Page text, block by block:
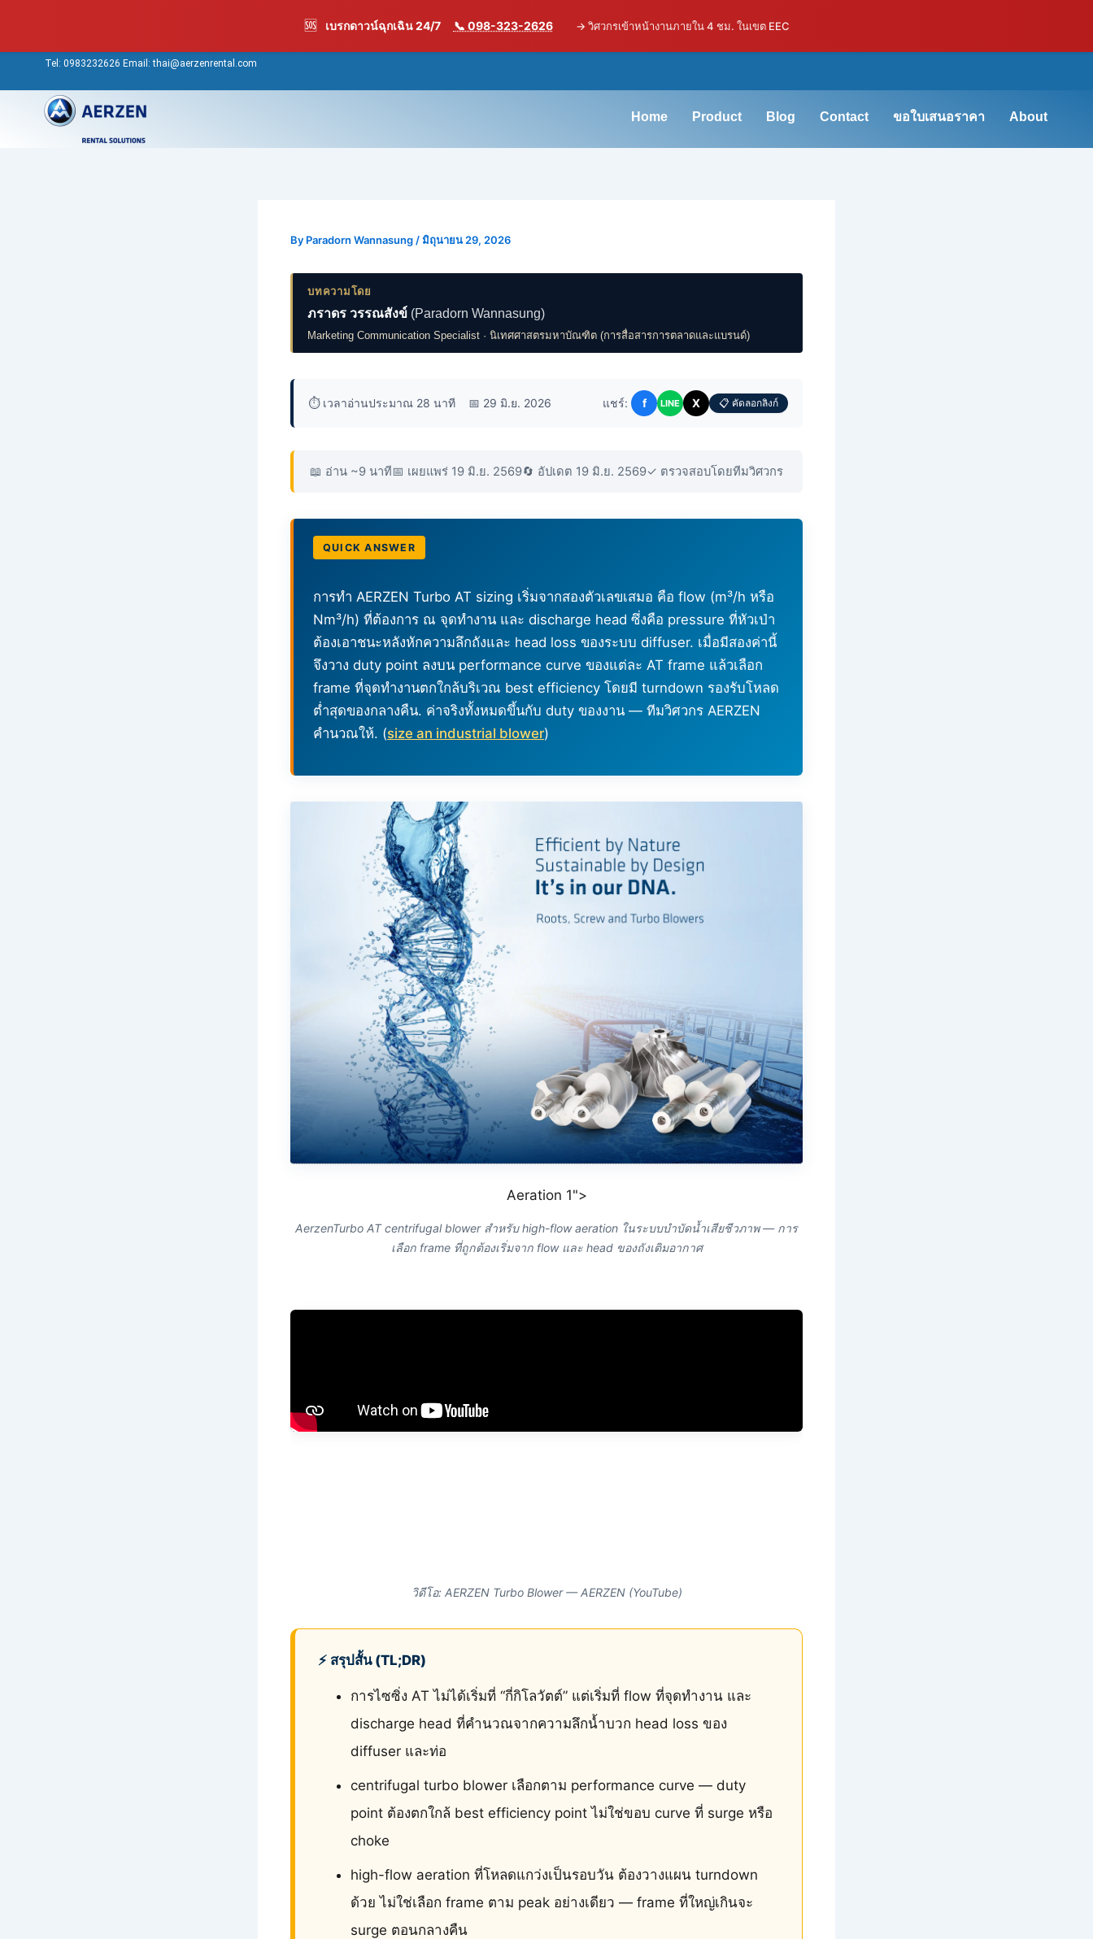
🆘 เบรกดาวน์ฉุกเฉิน 24/7 📞 098-323-2626 → วิศวกรเข้าหน้างานภายใน 4 ชม. ในเขต EEC
content
Tel: 0983232626 Email: thai@aerzenrental.com
Home Product Blog Contact ขอใบเสนอราคา About
By Paradorn Wannasung /มิถุนายน 29, 2026
บทความโดย
ภราดร วรรณสังข์ (Paradorn Wannasung)
Marketing Communication Specialist · นิเทศศาสตรมหาบัณฑิต (การสื่อสารการตลาดและแบรนด์)
⏱️ เวลาอ่านประมาณ 28 นาที 📅 29 มิ.ย. 2026 แชร์: f LINE X 📋 คัดลอกลิงก์
📖 อ่าน ~9 นาที📅 เผยแพร่ 19 มิ.ย. 2569🔄 อัปเดต 19 มิ.ย. 2569✓ ตรวจสอบโดยทีมวิศวกร
QUICK ANSWER
การทำ AERZEN Turbo AT sizing เริ่มจากสองตัวเลขเสมอ คือ flow (m³/h หรือ
Nm³/h) ที่ต้องการ ณ จุดทำงาน และ discharge head ซึ่งคือ pressure ที่หัวเป่า
ต้องเอาชนะหลังหักความลึกถังและ head loss ของระบบ diffuser. เมื่อมีสองค่านี้
จึงวาง duty point ลงบน performance curve ของแต่ละ AT frame แล้วเลือก
frame ที่จุดทำงานตกใกล้บริเวณ best efficiency โดยมี turndown รองรับโหลด
ต่ำสุดของกลางคืน. ค่าจริงทั้งหมดขึ้นกับ duty ของงาน — ทีมวิศวกร AERZEN
คำนวณให้. (size an industrial blower)
Aeration 1">
AerzenTurbo AT centrifugal blower สำหรับ high-flow aeration ในระบบบำบัดน้ำเสียชีวภาพ — การ
เลือก frame ที่ถูกต้องเริ่มจาก flow และ head ของถังเติมอากาศ
วิดีโอ: AERZEN Turbo Blower — AERZEN (YouTube)
⚡ สรุปสั้น (TL;DR)
การไซซิ่ง AT ไม่ได้เริ่มที่ “กี่กิโลวัตต์” แต่เริ่มที่ flow ที่จุดทำงาน และ
discharge head ที่คำนวณจากความลึกน้ำบวก head loss ของ
diffuser และท่อ
centrifugal turbo blower เลือกตาม performance curve — duty
point ต้องตกใกล้ best efficiency point ไม่ใช่ขอบ curve ที่ surge หรือ
choke
high-flow aeration ที่โหลดแกว่งเป็นรอบวัน ต้องวางแผน turndown
ด้วย ไม่ใช่เลือก frame ตาม peak อย่างเดียว — frame ที่ใหญ่เกินจะ
surge ตอนกลางคืน